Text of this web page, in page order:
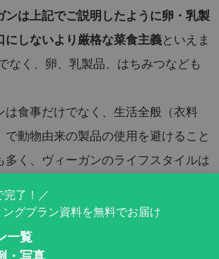
ンは上記でご説明したように卵・乳製
にしないより厳格な菜食主義といえま
なく、卵、乳製品、はちみつなども
は食事だけでなく、生活全般（衣料
で動物由来の製品の使用を避けること
多く、ヴィーガンのライフスタイルは
上の理由、環境保護の観点から選ば
うです。
完了！／
グプラン資料を無料でお届け
一覧
・写真